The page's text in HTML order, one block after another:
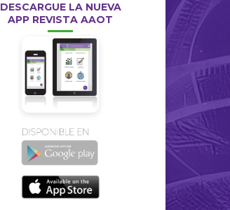
DESCARGUE LA NUEVA
APP REVISTA AAOT